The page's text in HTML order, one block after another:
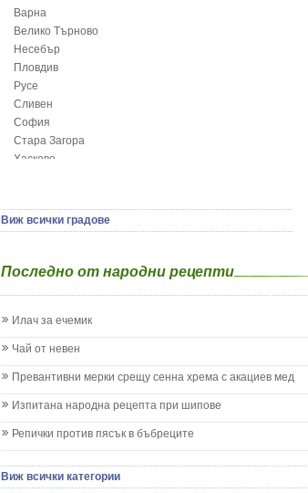
Бронхит и пневмония при деца
Варицела
Висока температура на бебето и детето
Възпаление на ушите на бебето и детето
Глисти
Грижа за пъпа на новороденото
Грип при бебето и детето
Гърч
Детски диабет
Жълтеница
Запек на бебето и детето
Кашлица при бебето и детето
Колики
Менингит
Млечница
Нощно напикаване - енуреза
Варна
Велико Търново
Несебър
Пловдив
Русе
Сливен
София
Стара Загора
Хасково
Виж всички градове
Последно от народни рецепти
Илач за ечемик
Чай от невен
Превантивни мерки срещу сенна хрема с акациев мед
Изпитана народна рецепта при шипове
Репички против пясък в бъбреците
Виж всички категории